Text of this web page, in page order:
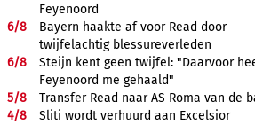
Feyenoord
6/8
Bayern haakte af voor Read door
twijfelachtig blessureverleden
6/8
Steijn kent geen twijfel: "Daarvoor
Feyenoord me gehaald"
5/8
Transfer Read naar AS Roma van de
4/8
Sliti wordt verhuurd aan Excelsior